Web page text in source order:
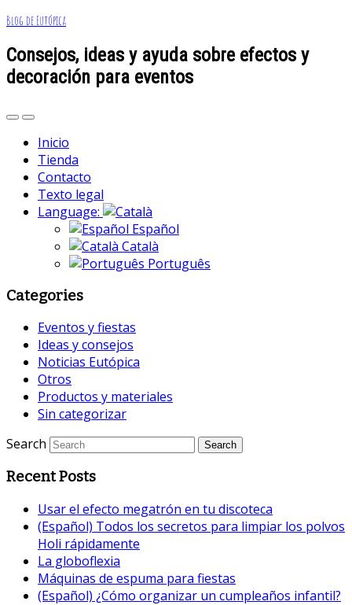
Blog de Eutópica
Consejos, ideas y ayuda sobre efectos y
decoración para eventos
Inicio
Tienda
Contacto
Texto legal
Language:
Español
Català
Português
Categories
Eventos y fiestas
Ideas y consejos
Noticias Eutópica
Otros
Productos y materiales
Sin categorizar
Search
Recent Posts
Usar el efecto megatrón en tu discoteca
(Español) Todos los secretos para limpiar los polvos
Holi rápidamente
La globoflexia
Máquinas de espuma para fiestas
(Español) ¿Cómo organizar un cumpleaños infantil?